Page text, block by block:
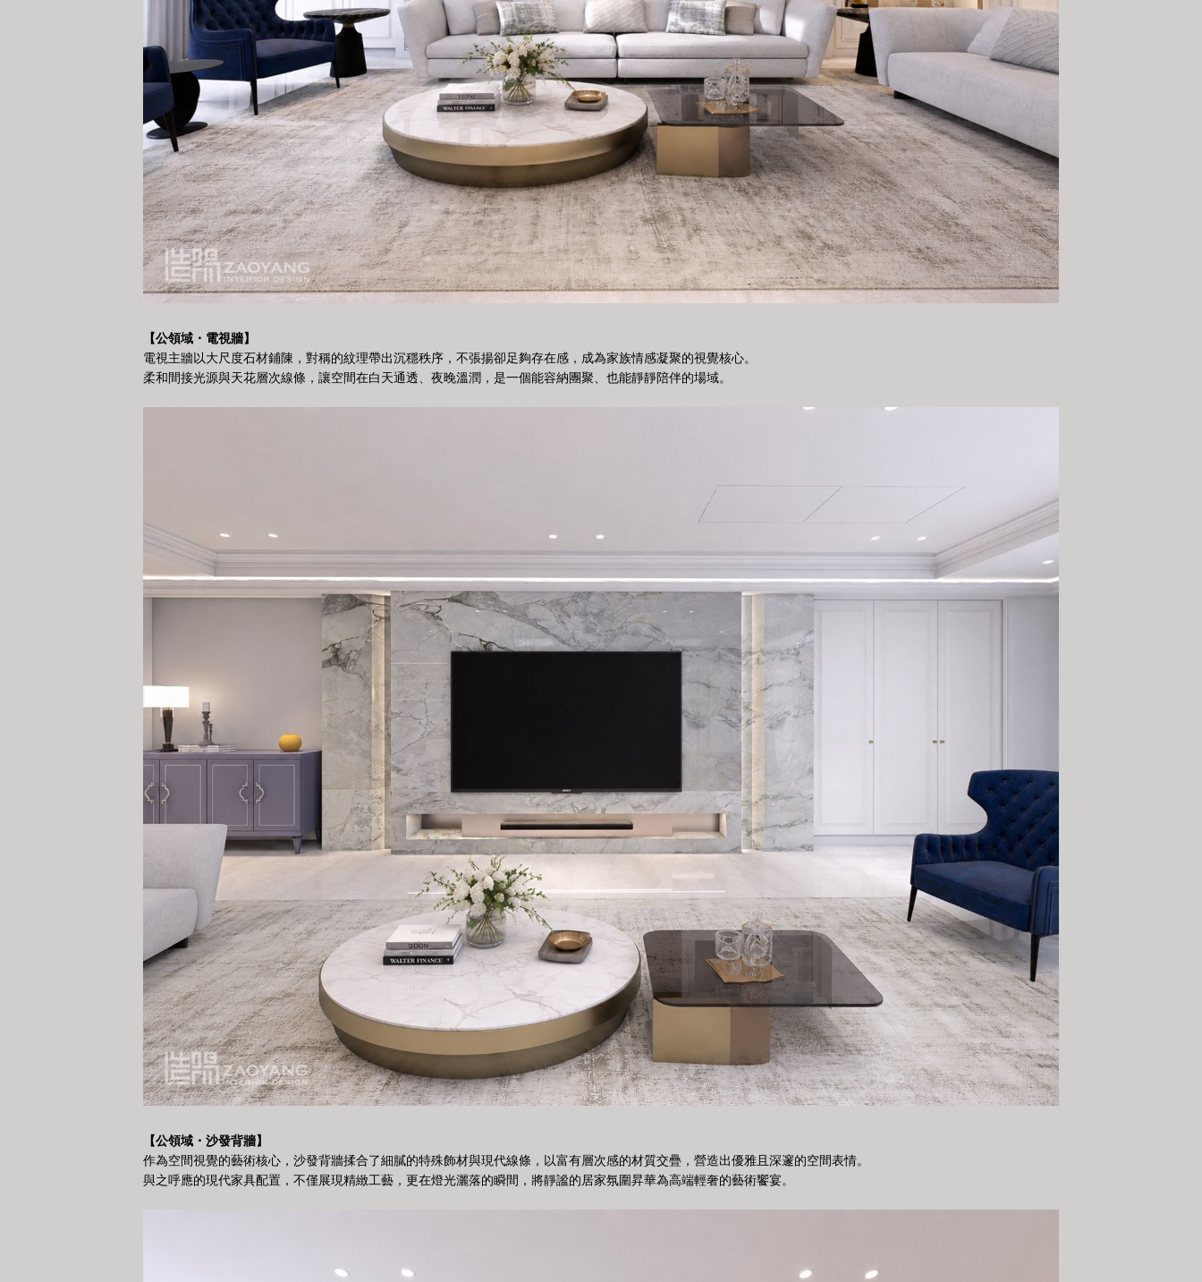
【公領域・電視牆】
電視主牆以大尺度石材鋪陳，對稱的紋理帶出沉穩秩序，不張揚卻足夠存在感，成為家族情感凝聚的視覺核心。
柔和間接光源與天花層次線條，讓空間在白天通透、夜晚溫潤，是一個能容納團聚、也能靜靜陪伴的場域。
【公領域・沙發背牆】
作為空間視覺的藝術核心，沙發背牆揉合了細膩的特殊飾材與現代線條，以富有層次感的材質交疊，營造出優雅且深邃的空間表情。
與之呼應的現代家具配置，不僅展現精緻工藝，更在燈光灑落的瞬間，將靜謐的居家氛圍昇華為高端輕奢的藝術饗宴。